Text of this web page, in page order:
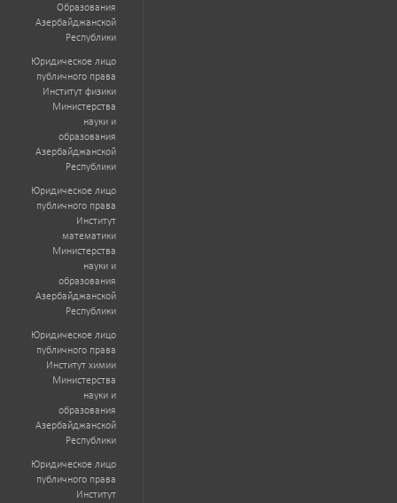
Образования
Азербайджанской
Республики
Юридическое лицо
публичного права
Институт физики
Министерства
науки и
образования
Азербайджанской
Республики
Юридическое лицо
публичного права
Институт
математики
Министерства
науки и
образования
Азербайджанской
Республики
Юридическое лицо
публичного права
Институт химии
Министерства
науки и
образования
Азербайджанской
Республики
Юридическое лицо
публичного права
Институт